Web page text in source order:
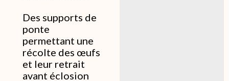
Des supports de
ponte
permettant une
récolte des œufs
et leur retrait
avant éclosion